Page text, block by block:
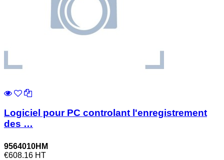
Logiciel pour PC controlant l'enregistrement
des …
9564010HM
€608.16 HT